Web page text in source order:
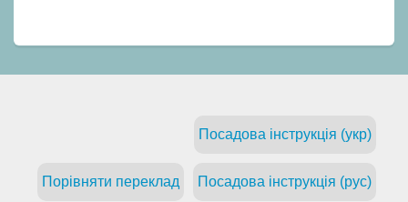
Посадова інструкція (укр)
Посадова інструкція (рус)
Порівняти переклад